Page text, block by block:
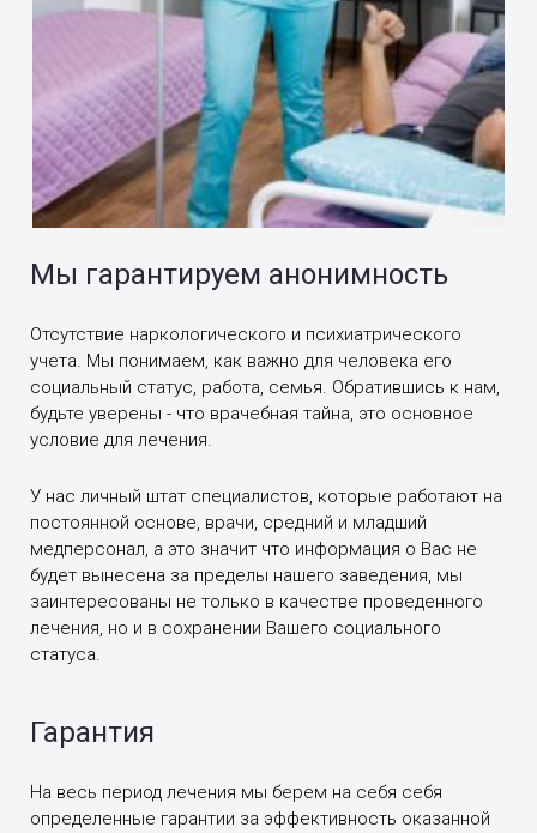
Мы гарантируем анонимность
Отсутствие наркологического и психиатрического
учета. Мы понимаем, как важно для человека его
социальный статус, работа, семья. Обратившись к нам,
будьте уверены - что врачебная тайна, это основное
условие для лечения.
У нас личный штат специалистов, которые работают на
постоянной основе, врачи, средний и младший
медперсонал, а это значит что информация о Вас не
будет вынесена за пределы нашего заведения, мы
заинтересованы не только в качестве проведенного
лечения, но и в сохранении Вашего социального
статуса.
Гарантия
На весь период лечения мы берем на себя себя
определенные гарантии за эффективность оказанной